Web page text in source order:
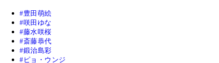
豊田萌絵
咲田ゆな
藤水咲桜
斎藤恭代
鍛治島彩
ピョ・ウンジ